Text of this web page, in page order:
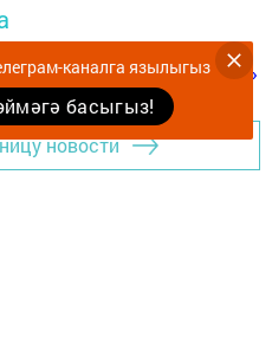
«Көмеш кыңгырау»
новости
каналга язылыгыз
басыгыз!